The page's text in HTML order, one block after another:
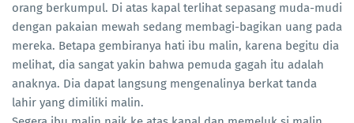
orang berkumpul. Di atas kapal terlihat sepasang muda-mudi
dengan pakaian mewah sedang membagi-bagikan uang pada
mereka. Betapa gembiranya hati ibu malin, karena begitu dia
melihat, dia sangat yakin bahwa pemuda gagah itu adalah
anaknya. Dia dapat langsung mengenalinya berkat tanda
lahir yang dimiliki malin.